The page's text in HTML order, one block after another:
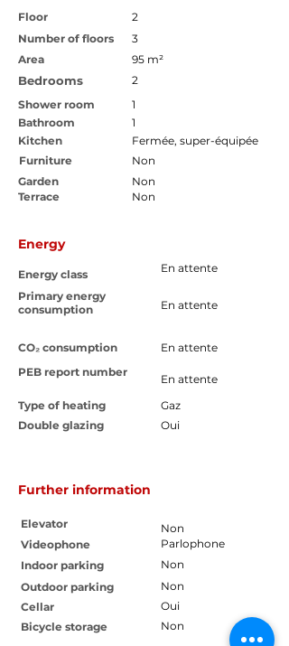
Floor
2
Number of floors
3
Area
95 m²
Bedrooms
2
Shower room
Bathroom
Kitchen
1
1
Fermée, super-équipée
Furniture
Non
Garden
Terrace
Non
Non
Energy
Energy class En attente
Primary energy
consumption
En attente
CO₂ consumption
En attente
PEB report number
Type of heating
Double glazing
En attente
Gaz
Oui
Further information
Elevator
Videophone
Indoor parking
Outdoor parking
Cellar
Bicycle storage
Non
Parlophone
Non
Non
Oui
Non